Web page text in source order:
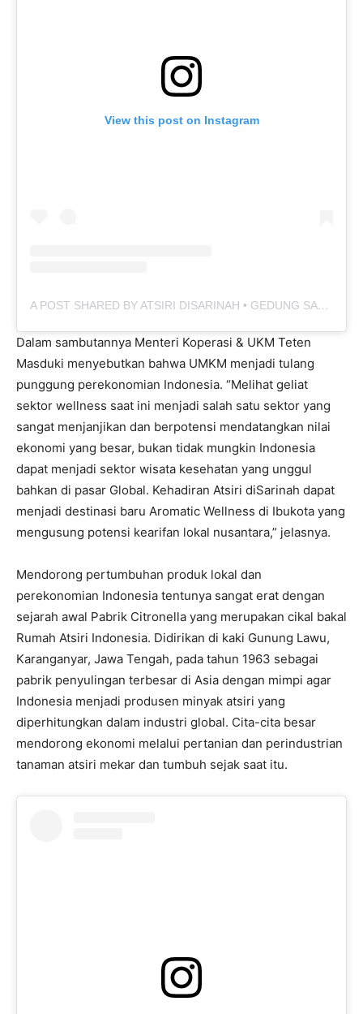
View this post on Instagram
A POST SHARED BY ATSIRI DISARINAH • GEDUNG SARINAH LT. 5 (@ATSIRISARINAH)
Dalam sambutannya Menteri Koperasi & UKM Teten
Masduki menyebutkan bahwa UMKM menjadi tulang
punggung perekonomian Indonesia. “Melihat geliat
sektor wellness saat ini menjadi salah satu sektor yang
sangat menjanjikan dan berpotensi mendatangkan nilai
ekonomi yang besar, bukan tidak mungkin Indonesia
dapat menjadi sektor wisata kesehatan yang unggul
bahkan di pasar Global. Kehadiran Atsiri diSarinah dapat
menjadi destinasi baru Aromatic Wellness di Ibukota yang
mengusung potensi kearifan lokal nusantara,” jelasnya.
Mendorong pertumbuhan produk lokal dan
perekonomian Indonesia tentunya sangat erat dengan
sejarah awal Pabrik Citronella yang merupakan cikal bakal
Rumah Atsiri Indonesia. Didirikan di kaki Gunung Lawu,
Karanganyar, Jawa Tengah, pada tahun 1963 sebagai
pabrik penyulingan terbesar di Asia dengan mimpi agar
Indonesia menjadi produsen minyak atsiri yang
diperhitungkan dalam industri global. Cita-cita besar
mendorong ekonomi melalui pertanian dan perindustrian
tanaman atsiri mekar dan tumbuh sejak saat itu.